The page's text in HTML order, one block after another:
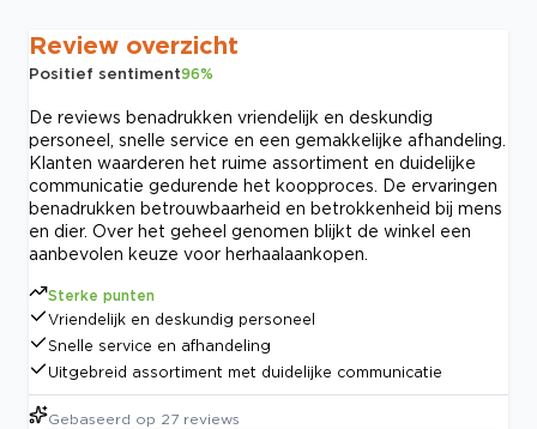
Review overzicht
Positief sentiment96%
De reviews benadrukken vriendelijk en deskundig
personeel, snelle service en een gemakkelijke afhandeling.
Klanten waarderen het ruime assortiment en duidelijke
communicatie gedurende het koopproces. De ervaringen
benadrukken betrouwbaarheid en betrokkenheid bij mens
en dier. Over het geheel genomen blijkt de winkel een
aanbevolen keuze voor herhaalaankopen.
Sterke punten
Vriendelijk en deskundig personeel
Snelle service en afhandeling
Uitgebreid assortiment met duidelijke communicatie
Gebaseerd op 27 reviews